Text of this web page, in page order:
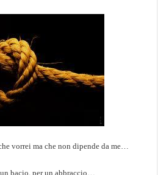
vorrei ma che non dipende da me…
bacio, per un abbraccio…